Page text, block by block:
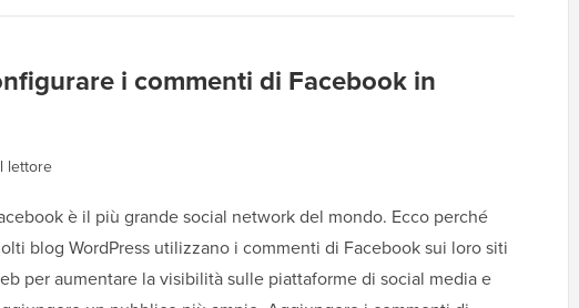
i commenti di Facebook in
lettore
è il più grande social network del mondo. Ecco perché
blog WordPress utilizzano i commenti di Facebook sui loro siti
per aumentare la visibilità sulle piattaforme di social media e